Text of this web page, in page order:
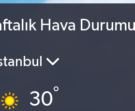
13.768
Hava
30°